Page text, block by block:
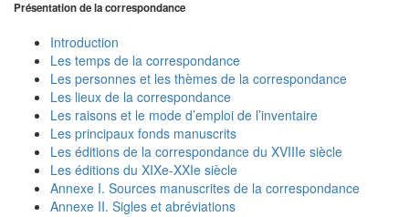
Présentation de la correspondance
Introduction
Les temps de la correspondance
Les personnes et les thèmes de la correspondance
Les lieux de la correspondance
Les raisons et le mode d’emploi de l’inventaire
Les principaux fonds manuscrits
Les éditions de la correspondance du XVIIIe siècle
Les éditions du XIXe-XXIe siècle
Annexe I. Sources manuscrites de la correspondance
Annexe II. Sigles et abréviations